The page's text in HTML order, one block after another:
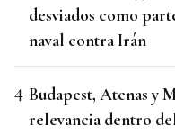
desviados como
naval contra Irán
Budapest, Atenas y
relevancia dentro